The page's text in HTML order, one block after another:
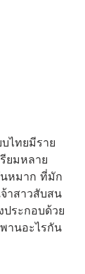
ยมหลาย
นหมาก ที่มัก
าสาวสับสน
ระกอบด้วย
านอะไรกัน